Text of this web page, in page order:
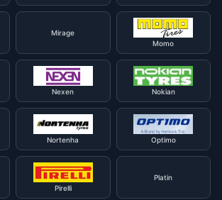
Mirage
Momo
Nexen Nokian
Nortenha
Optimo
Pirelli
Platin